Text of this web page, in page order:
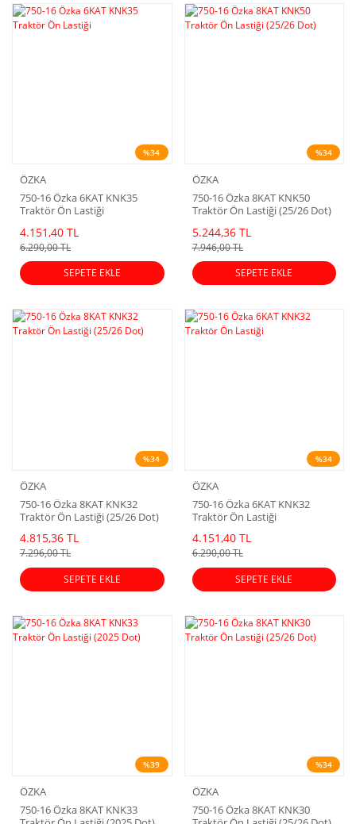
%34
ÖZKA
750-16 Özka 6KAT KNK35
Traktör Ön Lastiği
4.151,40 TL
6.290,00 TL
SEPETE EKLE
%34
ÖZKA
750-16 Özka 8KAT KNK50
Traktör Ön Lastiği (25/26 Dot)
5.244,36 TL
7.946,00 TL
SEPETE EKLE
%34
ÖZKA
750-16 Özka 8KAT KNK32
Traktör Ön Lastiği (25/26 Dot)
4.815,36 TL
7.296,00 TL
SEPETE EKLE
%34
ÖZKA
750-16 Özka 6KAT KNK32
Traktör Ön Lastiği
4.151,40 TL
6.290,00 TL
SEPETE EKLE
%39
ÖZKA
750-16 Özka 8KAT KNK33
%34
ÖZKA
750-16 Özka 8KAT KNK30